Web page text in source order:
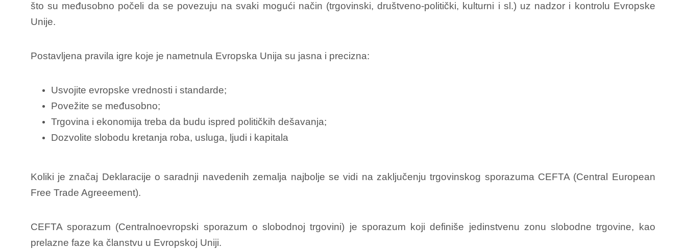
što su međusobno počeli da se povezuju na svaki mogući način (trgovinski, društveno-politički, kulturni i sl.) uz nadzor i kontrolu Evropske
Unije.
Postavljena pravila igre koje je nametnula Evropska Unija su jasna i precizna:
Usvojite evropske vrednosti i standarde;
Povežite se međusobno;
Trgovina i ekonomija treba da budu ispred političkih dešavanja;
Dozvolite slobodu kretanja roba, usluga, ljudi i kapitala
Koliki je značaj Deklaracije o saradnji navedenih zemalja najbolje se vidi na zaključenju trgovinskog sporazuma CEFTA (Central European
Free Trade Agreeement).
CEFTA sporazum (Centralnoevropski sporazum o slobodnoj trgovini) je sporazum koji definiše jedinstvenu zonu slobodne trgovine, kao
prelazne faze ka članstvu u Evropskoj Uniji.